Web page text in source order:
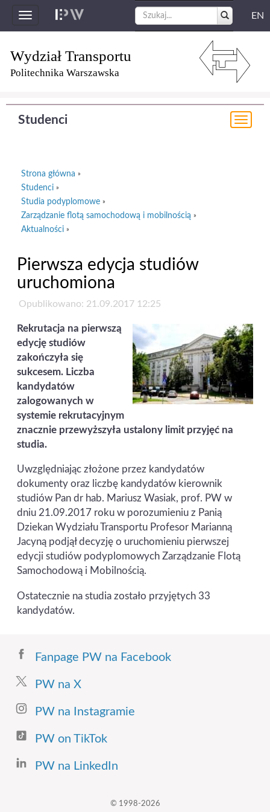
Toggle
navigation
EN
Wydział Transportu
Politechnika Warszawska
Studenci
Strona główna »
Studenci »
Studia podyplomowe »
Zarządzanie flotą samochodową i mobilnością »
Aktualności »
Pierwsza edycja studiów
uruchomiona
Opublikowano: 21.09.2017 12:25
Rekrutacja na pierwszą
edycję studiów
zakończyła się
sukcesem. Liczba
kandydatów
zalogowanych w
systemie rekrutacyjnym
znacznie przewyższyła ustalony limit przyjęć na
studia.
Uwzględniając złożone przez kandydatów
dokumenty oraz liczbę kandydatów kierownik
studiów Pan dr hab. Mariusz Wasiak, prof. PW w
dniu 21.09.2017 roku w porozumieniu z Panią
Dziekan Wydziału Transportu Profesor Marianną
Jacyną podjął decyzję o uruchomieniu pierwszej
edycji studiów podyplomowych Zarządzanie Flotą
Samochodową i Mobilnością.
Ostatecznie na studia zostało przyjętych 33
kandydatów.
Fanpage PW na Facebook
PW na X
PW na Instagramie
PW on TikTok
PW na LinkedIn
© 1998-2026